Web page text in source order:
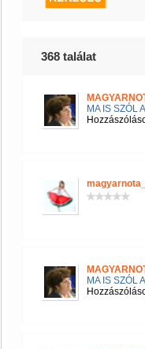
368 találat
MA IS SZÓL
MA IS SZÓL